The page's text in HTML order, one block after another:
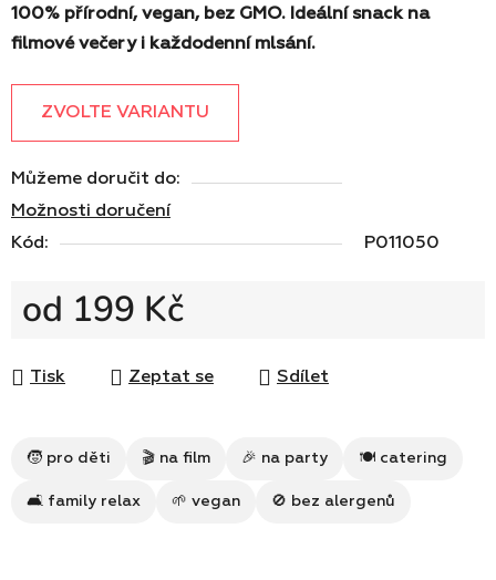
100% přírodní, vegan, bez GMO. Ideální snack na
filmové večery i každodenní mlsání.
ZVOLTE VARIANTU
Můžeme doručit do:
Možnosti doručení
Kód:
P011050
od 199 Kč
Tisk
Zeptat se Sdílet
🧒 pro děti 🎬 na film 🎉 na party 🍽 catering
🛋 family relax 🌱 vegan 🚫 bez alergenů